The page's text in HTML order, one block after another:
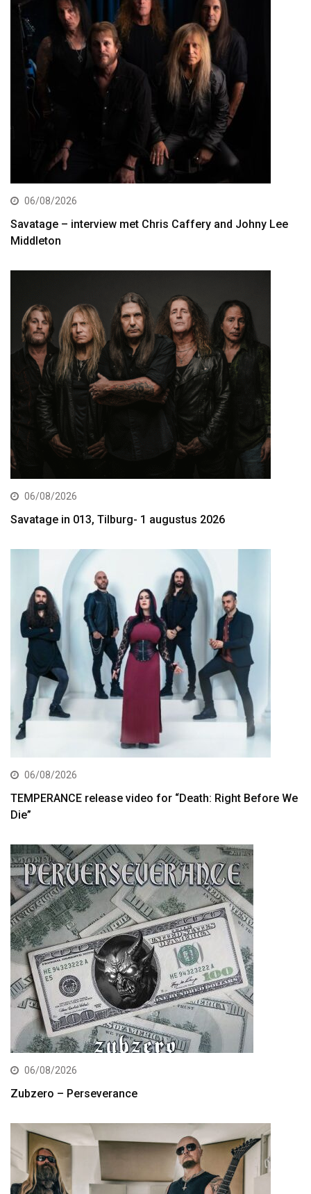
06/08/2026
Savatage – interview met Chris Caffery and Johny Lee
Middleton
06/08/2026
Savatage in 013, Tilburg- 1 augustus 2026
06/08/2026
TEMPERANCE release video for “Death: Right Before We
Die”
06/08/2026
Zubzero – Perseverance